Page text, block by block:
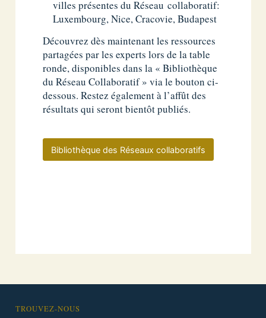
villes présentes du Réseau collaboratif:
Luxembourg, Nice, Cracovie, Budapest
Découvrez dès maintenant les ressources
partagées par les experts lors de la table
ronde, disponibles dans la « Bibliothèque
du Réseau Collaboratif » via le bouton ci-
dessous. Restez également à l’affût des
résultats qui seront bientôt publiés.
Bibliothèque des Réseaux collaboratifs
TROUVEZ-NOUS